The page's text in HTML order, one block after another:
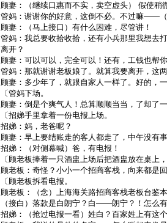
顾妻：（继续口惠而不实，卖空虚头） 假使
管妈：谢谢你的好意，这倒不必。不过嘛——
顾妻：（马上接口）有什么困难，尽管讲！
管妈：我总要收拾收拾，还有小兵那里我想去
离开？
顾妻：可以可以，完全可以！还有，工钱也帮
管妈：那就谢谢老板娘了。就算我要离开，这
顾妻：多少年了，就跟自家人一样了。好的，
〔管妈下场。
顾妻：倒是个爽气人！总算顺顺当当，了却了
〔招娣手里拿着一份电报上场。
招娣：妈，老爸呢？
顾妻：早上要结账走的客人都走了，中午没有
招娣：（对侧幕喊）爸，有电报！
〔顾老板捧着一只酒盅上场后把酒盅放在桌上
顾老板：奇怪？小小一个招商客栈，向来都
〔顾老板拆看电报。
顾老板：（念）上海海关路招商客栈老板台鉴
（接白）落款是白朗宁？白——朗宁？！怎么
招娣：（抢过电报一看）姓白？百家姓上有这